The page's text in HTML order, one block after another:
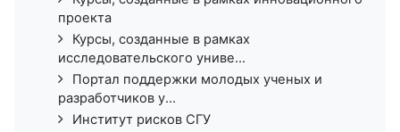
проекта
Курсы, созданные в рамках
исследовательского униве...
Портал поддержки молодых ученых и
разработчиков у...
Институт рисков СГУ